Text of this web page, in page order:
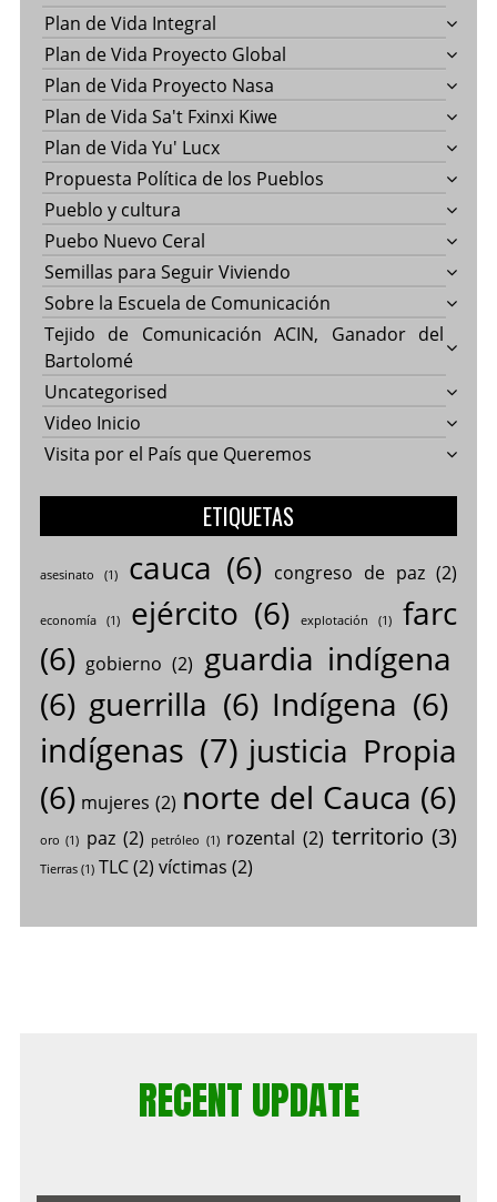
Plan de Vida Integral
Plan de Vida Proyecto Global
Plan de Vida Proyecto Nasa
Plan de Vida Sa't Fxinxi Kiwe
Plan de Vida Yu' Lucx
Propuesta Política de los Pueblos
Pueblo y cultura
Puebo Nuevo Ceral
Semillas para Seguir Viviendo
Sobre la Escuela de Comunicación
Tejido de Comunicación ACIN, Ganador del
Bartolomé
Uncategorised
Video Inicio
Visita por el País que Queremos
ETIQUETAS
asesinato (1) cauca (6) congreso de paz(2)
economía(1) ejército (6) explotación (1)
farc
(6) gobierno (2) guardia indígena
(6) guerrilla (6) Indígena (6)
indígenas (7) justicia Propia
(6) mujeres (2) norte del Cauca (6)
oro (1) paz (2) petróleo (1) rozental (2) territorio (3)
Tierras(1) TLC(2) víctimas (2)
RECENT UPDATE